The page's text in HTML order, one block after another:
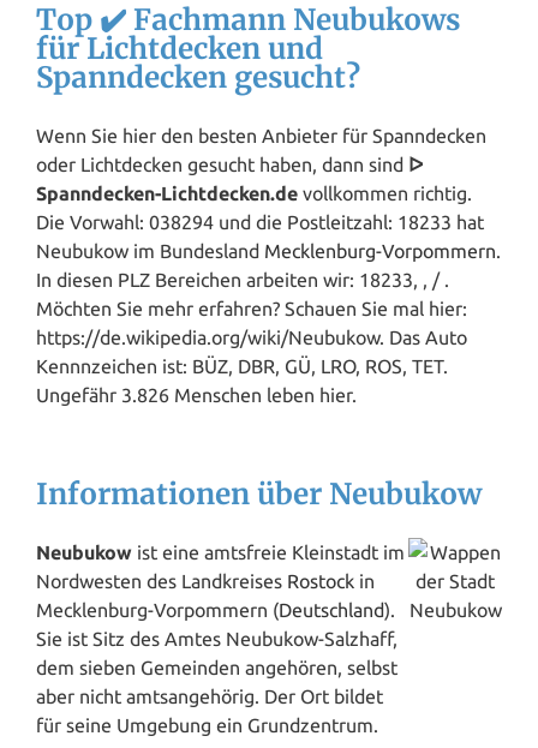
Top ✔️ Fachmann Neubukows
für Lichtdecken und
Spanndecken gesucht?
Wenn Sie hier den besten Anbieter für Spanndecken
oder Lichtdecken gesucht haben, dann sind ᐅ
Spanndecken-Lichtdecken.de vollkommen richtig.
Die Vorwahl: 038294 und die Postleitzahl: 18233 hat
Neubukow im Bundesland Mecklenburg-Vorpommern.
In diesen PLZ Bereichen arbeiten wir: 18233, , / .
Möchten Sie mehr erfahren? Schauen Sie mal hier:
https://de.wikipedia.org/wiki/Neubukow. Das Auto
Kennnzeichen ist: BÜZ, DBR, GÜ, LRO, ROS, TET.
Ungefähr 3.826 Menschen leben hier.
Informationen über Neubukow
Neubukow ist eine amtsfreie Kleinstadt im
Nordwesten des Landkreises Rostock in
Mecklenburg-Vorpommern (Deutschland).
Sie ist Sitz des Amtes Neubukow-Salzhaff,
dem sieben Gemeinden angehören, selbst
aber nicht amtsangehörig. Der Ort bildet
für seine Umgebung ein Grundzentrum.